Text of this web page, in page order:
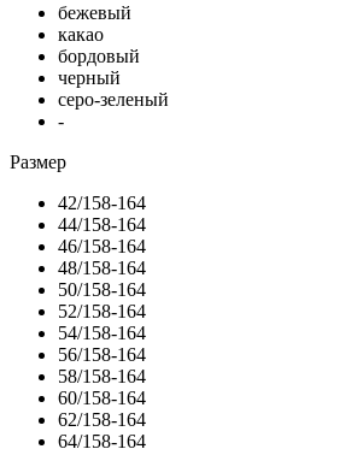
бежевый
какао
бордовый
черный
серо-зеленый
-
Размер
42/158-164
44/158-164
46/158-164
48/158-164
50/158-164
52/158-164
54/158-164
56/158-164
58/158-164
60/158-164
62/158-164
64/158-164